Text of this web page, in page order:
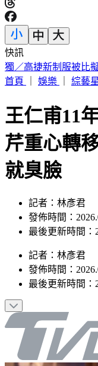
快訊
喉嚨痛如刀割！一票
這次病毒很毒
王仁甫11
芹重心轉
就臭臉
記者：林彥君
發佈時間：
記者：林彥君
發佈時間：